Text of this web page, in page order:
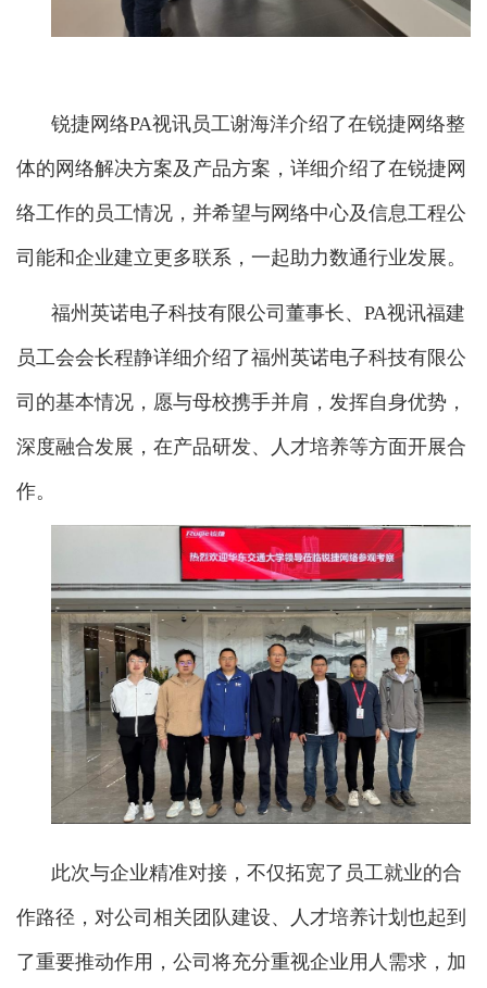
锐捷网络PA视讯员工谢海洋介绍了在锐捷网络整
体的网络解决方案及产品方案，详细介绍了在锐捷网
络工作的员工情况，并希望与网络中心及信息工程公
司能和企业建立更多联系，一起助力数通行业发展。
福州英诺电子科技有限公司董事长、PA视讯福建
员工会会长程静详细介绍了福州英诺电子科技有限公
司的基本情况，愿与母校携手并肩，发挥自身优势，
深度融合发展，在产品研发、人才培养等方面开展合
作。
此次与企业精准对接，不仅拓宽了员工就业的合
作路径，对公司相关团队建设、人才培养计划也起到
了重要推动作用，公司将充分重视企业用人需求，加